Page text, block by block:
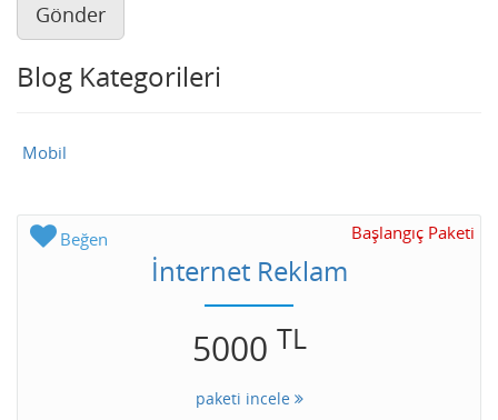
Gönder
Blog Kategorileri
Mobil
Beğen Başlangıç Paketi
İnternet Reklam
5000 TL
paketi incele